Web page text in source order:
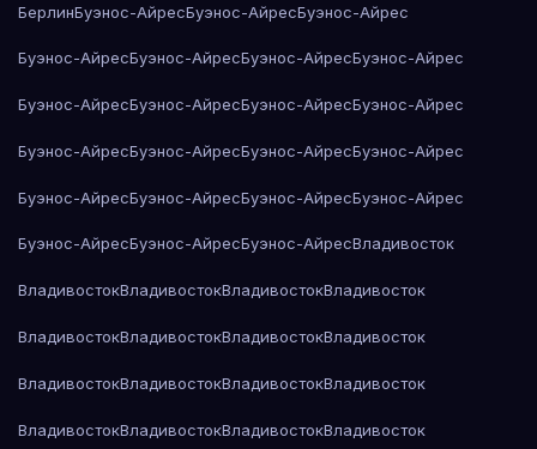
БерлинБуэнос-АйресБуэнос-АйресБуэнос-Айрес
Буэнос-АйресБуэнос-АйресБуэнос-АйресБуэнос-Айрес
Буэнос-АйресБуэнос-АйресБуэнос-АйресБуэнос-Айрес
Буэнос-АйресБуэнос-АйресБуэнос-АйресБуэнос-Айрес
Буэнос-АйресБуэнос-АйресБуэнос-АйресБуэнос-Айрес
Буэнос-АйресБуэнос-АйресБуэнос-АйресВладивосток
ВладивостокВладивостокВладивостокВладивосток
ВладивостокВладивостокВладивостокВладивосток
ВладивостокВладивостокВладивостокВладивосток
ВладивостокВладивостокВладивостокВладивосток